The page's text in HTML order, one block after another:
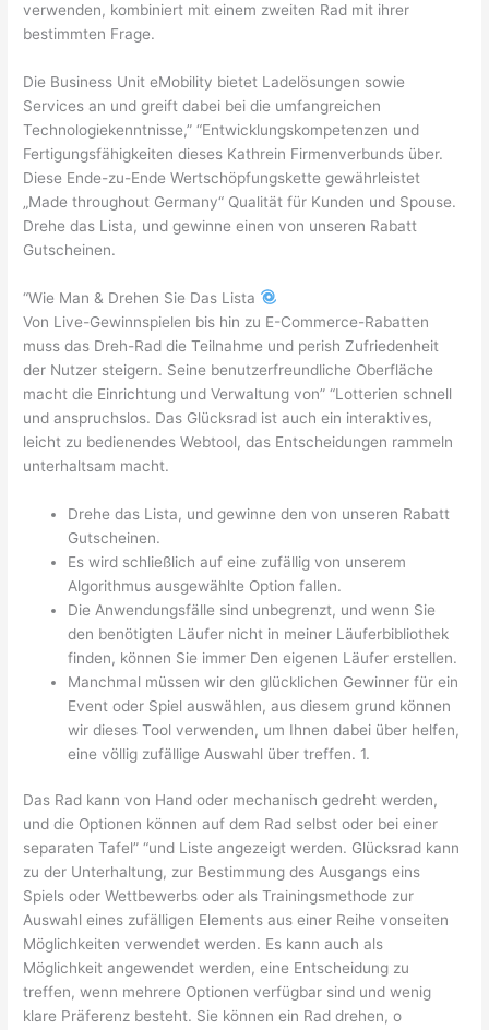
verwenden, kombiniert mit einem zweiten Rad mit ihrer
bestimmten Frage.
Die Business Unit eMobility bietet Ladelösungen sowie
Services an und greift dabei bei die umfangreichen
Technologiekenntnisse,” “Entwicklungskompetenzen und
Fertigungsfähigkeiten dieses Kathrein Firmenverbunds über.
Diese Ende-zu-Ende Wertschöpfungskette gewährleistet
„Made throughout Germany“ Qualität für Kunden und Spouse.
Drehe das Lista, und gewinne einen von unseren Rabatt
Gutscheinen.
“Wie Man & Drehen Sie Das Lista
Von Live-Gewinnspielen bis hin zu E-Commerce-Rabatten
muss das Dreh-Rad die Teilnahme und perish Zufriedenheit
der Nutzer steigern. Seine benutzerfreundliche Oberfläche
macht die Einrichtung und Verwaltung von” “Lotterien schnell
und anspruchslos. Das Glücksrad ist auch ein interaktives,
leicht zu bedienendes Webtool, das Entscheidungen rammeln
unterhaltsam macht.
Drehe das Lista, und gewinne den von unseren Rabatt
Gutscheinen.
Es wird schließlich auf eine zufällig von unserem
Algorithmus ausgewählte Option fallen.
Die Anwendungsfälle sind unbegrenzt, und wenn Sie
den benötigten Läufer nicht in meiner Läuferbibliothek
finden, können Sie immer Den eigenen Läufer erstellen.
Manchmal müssen wir den glücklichen Gewinner für ein
Event oder Spiel auswählen, aus diesem grund können
wir dieses Tool verwenden, um Ihnen dabei über helfen,
eine völlig zufällige Auswahl über treffen. 1.
Das Rad kann von Hand oder mechanisch gedreht werden,
und die Optionen können auf dem Rad selbst oder bei einer
separaten Tafel” “und Liste angezeigt werden. Glücksrad kann
zu der Unterhaltung, zur Bestimmung des Ausgangs eins
Spiels oder Wettbewerbs oder als Trainingsmethode zur
Auswahl eines zufälligen Elements aus einer Reihe vonseiten
Möglichkeiten verwendet werden. Es kann auch als
Möglichkeit angewendet werden, eine Entscheidung zu
treffen, wenn mehrere Optionen verfügbar sind und wenig
klare Präferenz besteht. Sie können ein Rad drehen, o